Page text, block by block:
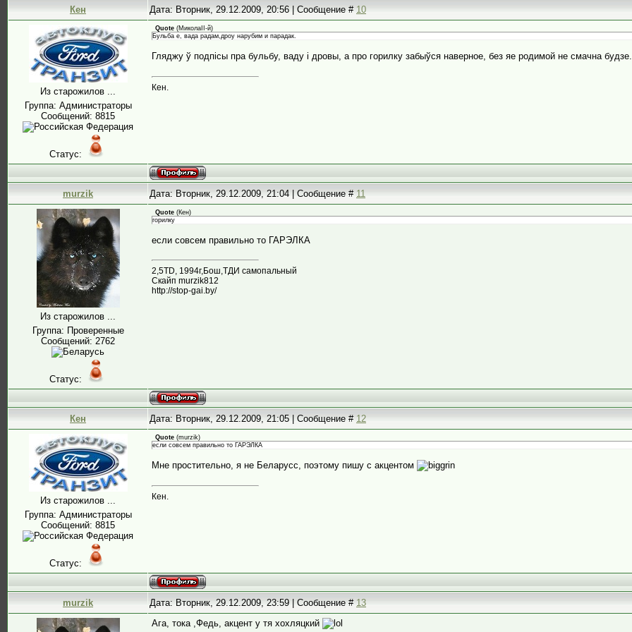
Кен Дата: Вторник, 29.12.2009, 20:56 | Сообщение #10
Из старожилов ...
Группа: Администраторы
Сообщений: 8815
Статус:
Quote (МиколаII-й)
Бульба е, вада радам,дроу нарубим и парадак.
Гляджу ў подпісы пра бульбу, ваду і дровы, а про горилку забыўся наверное, без яе родимой не смачна
Кен.
murzik Дата: Вторник, 29.12.2009, 21:04 | Сообщение #11
Из старожилов ...
Группа: Проверенные
Сообщений: 2762
Статус:
Quote (Кен)
горилку
если совсем правильно то ГАРЭЛКА
2,5ТD, 1994г,Бош,ТДИ самопальный
Скайп murzik812
http://stop-gai.by/
Кен Дата: Вторник, 29.12.2009, 21:05 | Сообщение #12
Из старожилов ...
Группа: Администраторы
Сообщений: 8815
Статус:
Quote (murzik)
если совсем правильно то ГАРЭЛКА
Мне простительно, я не Беларусс, поэтому пишу с акцентом
Кен.
murzik Дата: Вторник, 29.12.2009, 23:59 | Сообщение #13
Ага, тока ,Федь, акцент у тя хохляцкий